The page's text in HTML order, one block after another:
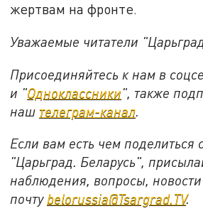
жертвам на фронте.
Уважаемые читатели
Присоединяйтесь к нам в
и "Одноклассники", также
наш телеграм-канал
Если вам есть чем поделиться
"Царьград. Беларусь",
наблюдения, вопросы,
почту belorussia@Tsargrad.TV.